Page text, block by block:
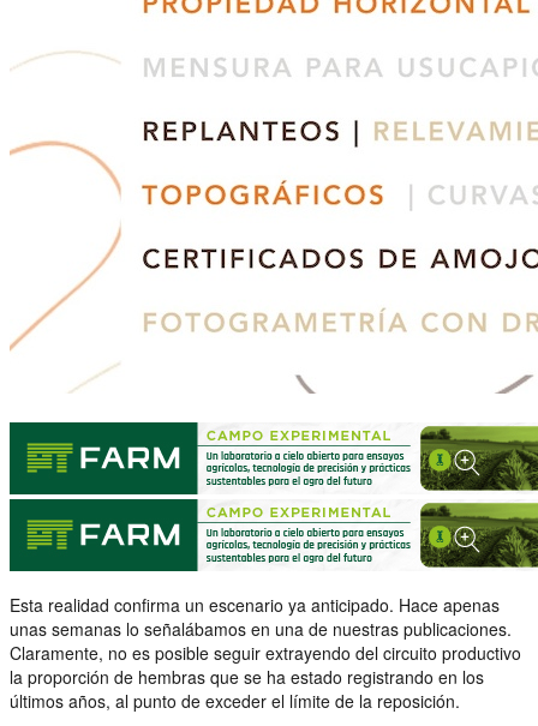
Esta realidad confirma un escenario ya anticipado. Hace apenas
unas semanas lo señalábamos en una de nuestras publicaciones.
Claramente, no es posible seguir extrayendo del circuito productivo
la proporción de hembras que se ha estado registrando en los
últimos años, al punto de exceder el límite de la reposición.